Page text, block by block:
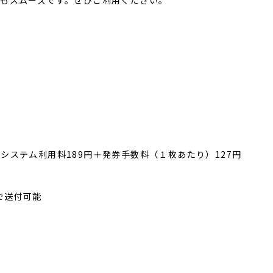
テム利用料189円＋発券手数料（１枚あたり）127円
付可能